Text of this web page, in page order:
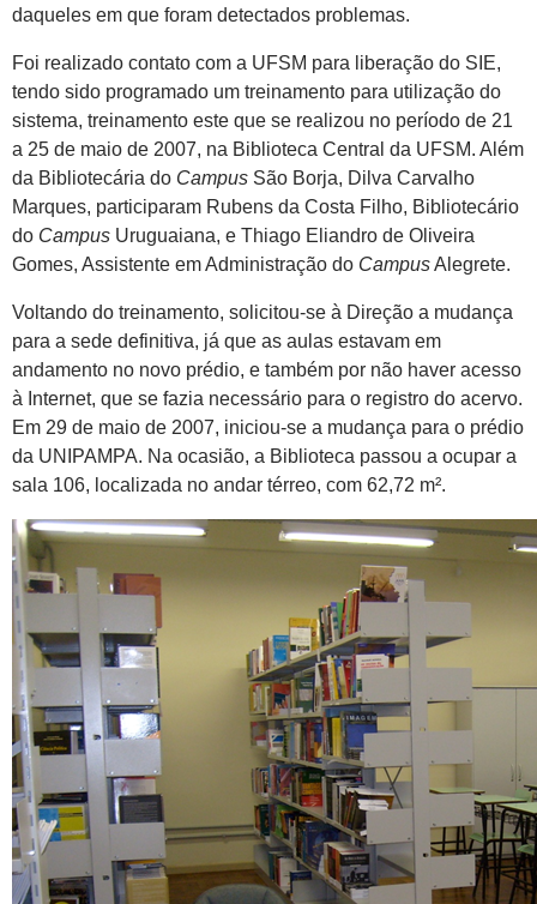
daqueles em que foram detectados problemas.
Foi realizado contato com a UFSM para liberação do SIE,
tendo sido programado um treinamento para utilização do
sistema, treinamento este que se realizou no período de 21
a 25 de maio de 2007, na Biblioteca Central da UFSM. Além
da Bibliotecária do Campus São Borja, Dilva Carvalho
Marques, participaram Rubens da Costa Filho, Bibliotecário
do Campus Uruguaiana, e Thiago Eliandro de Oliveira
Gomes, Assistente em Administração do CampusAlegrete.
Voltando do treinamento, solicitou-se à Direção a mudança
para a sede definitiva, já que as aulas estavam em
andamento no novo prédio, e também por não haver acesso
à Internet, que se fazia necessário para o registro do acervo.
Em 29 de maio de 2007, iniciou-se a mudança para o prédio
da UNIPAMPA. Na ocasião, a Biblioteca passou a ocupar a
sala 106, localizada no andar térreo, com 62,72 m².